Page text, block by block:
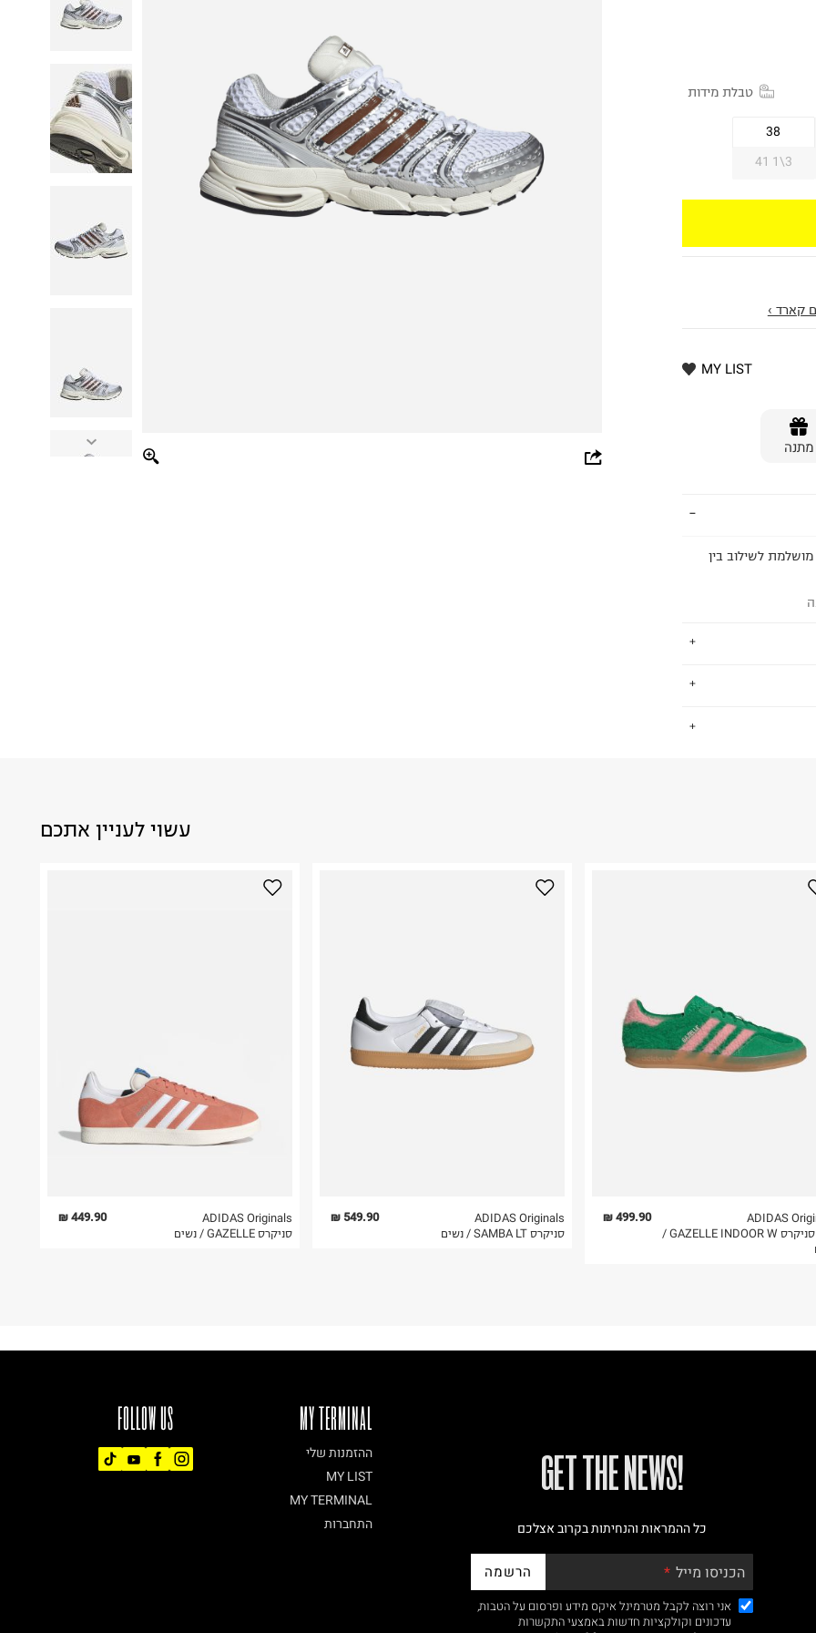
טבלת מידות
38
41 1\3
קארד ›
MY LIST
מתנה
לשילוב בין
על גבי החבילה
עשוי לעניין אתכם
449.90 ₪
ADIDAS Originals
סניקרס GAZELLE / נשים
549.90 ₪
ADIDAS Originals
סניקרס SAMBA LT / נשים
499.90 ₪
ADIDAS
נעלי סניקרס GAZELLE INDOOR W /
FOLLOW US MY TERMINAL
ההזמנות שלי
MY LIST
MY TERMINAL
התחברות
!GET THE NEWS
כל ההמראות והנחיתות בקרוב אצלכם
הכניסו מייל הרשמה
אני רוצה לקבל מטרמינל איקס מידע ופרסום על הטבות,
עדכונים וקולקציות חדשות באמצעי התקשרות